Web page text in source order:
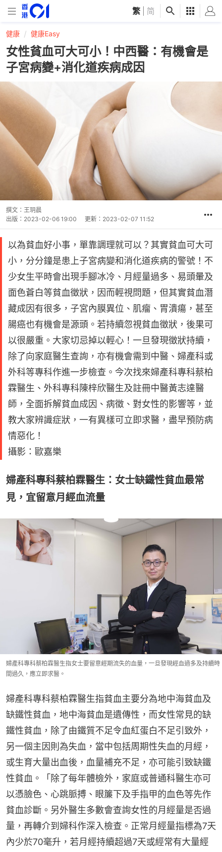
繁 简
健康 健康Easy
女性貧血可大可小！中西醫：有機會是
子宮病變+消化道疾病成因
撰文： 王玥晨
出版： 2023-02-06 19:00 更新： 2023-02-07 11:52
以為貧血好小事，單靠調理就可以？其實貧血可大可
小，分分鐘是患上子宮病變和消化道疾病的警號！不
少女生平時會出現手腳冰冷、月經量過多、易頭暈及
面色蒼白等貧血徵狀，因而輕視問題，但其實貧血潛
藏成因有很多，子宮內膜異位、肌瘤、胃潰瘍，甚至
腸癌也有機會是源頭。若持續忽視貧血徵狀，後果可
以很嚴重。大家切忌掉以輕心！一旦發現徵狀持續，
除了向家庭醫生查詢，亦有機會需到中醫、婦產科或
外科等專科作進一步檢查。今次找來婦產科專科蔡柏
霖醫生、外科專科陳梓欣醫生及註冊中醫黃志達醫
師，全面拆解貧血成因、病徵、對女性的影響等，並
教大家辨識症狀，一有異樣可立即求醫，盡早預防病
情惡化！
攝影：歐嘉樂
婦產科專科蔡柏霖醫生：女士缺鐵性貧血最常
見，宜留意月經血流量
婦產科專科蔡柏霖醫生指女士要留意經期流失的血量，一旦發現經血過多及持續時
間過久，應立即求醫。
婦產科專科蔡柏霖醫生指貧血主要分為地中海貧血及
缺鐵性貧血，地中海貧血是遺傳性，而女性常見的缺
鐵性貧血，除了由鐵質不足令血紅蛋白不足引致外，
另一個主因則為失血，當中包括周期性失血的月經，
或生育大量出血後，血量補充不足，亦可能引致缺鐵
性貧血。「除了每年體檢外，家庭或普通科醫生亦可
以憑臉色、心跳脈搏、眼簾下及手指甲的血色等先作
貧血診斷。另外醫生多數會查詢女性的月經量是否過
量，再轉介到婦科作深入檢查。正常月經量指標為7天
內少於70毫升，若月經持續超過7天或經常有大量經